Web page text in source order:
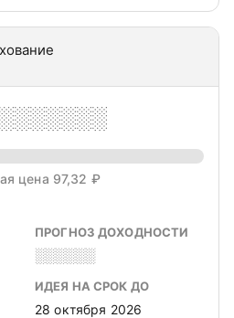
цена 97,32 ₽
ПРОГНОЗ ДОХОДНОСТИ
░░░░░░
ИДЕЯ НА СРОК ДО
28 октября 2026